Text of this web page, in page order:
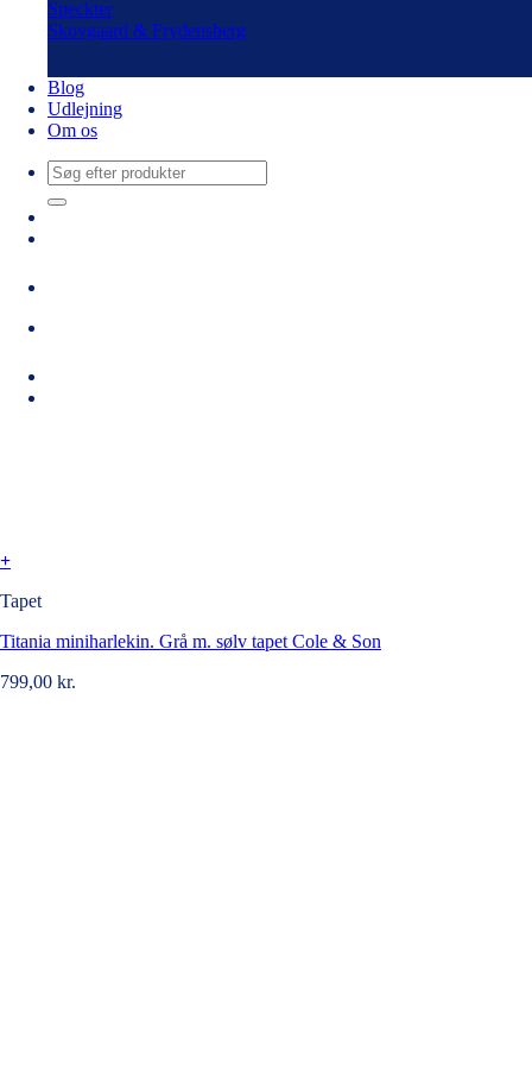
Speckter
Skovgaard & Frydensberg
Blog
Udlejning
Om os
Søg
efter:
+
Tapet
Titania miniharlekin. Grå m. sølv tapet Cole & Son
799,00 kr.